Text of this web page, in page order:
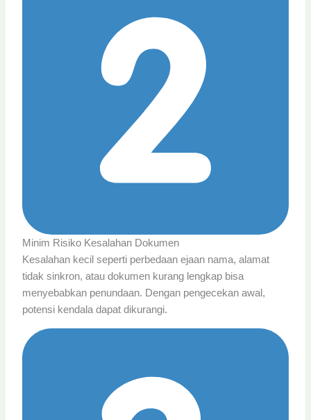
Minim Risiko Kesalahan Dokumen
Kesalahan kecil seperti perbedaan ejaan nama, alamat
tidak sinkron, atau dokumen kurang lengkap bisa
menyebabkan penundaan. Dengan pengecekan awal,
potensi kendala dapat dikurangi.